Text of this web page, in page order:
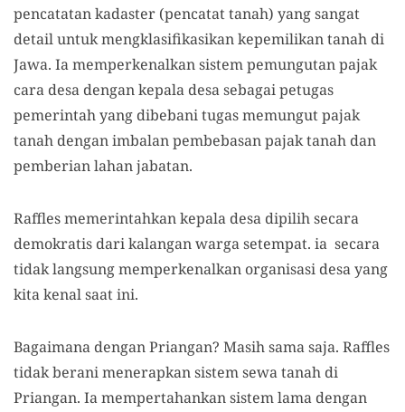
pencatatan kadaster (pencatat tanah) yang sangat
detail untuk mengklasifikasikan kepemilikan tanah di
Jawa. Ia memperkenalkan sistem pemungutan pajak
cara desa dengan kepala desa sebagai petugas
pemerintah yang dibebani tugas memungut pajak
tanah dengan imbalan pembebasan pajak tanah dan
pemberian lahan jabatan.
Raffles memerintahkan kepala desa dipilih secara
demokratis dari kalangan warga setempat. ia secara
tidak langsung memperkenalkan organisasi desa yang
kita kenal saat ini.
Bagaimana dengan Priangan? Masih sama saja. Raffles
tidak berani menerapkan sistem sewa tanah di
Priangan. Ia mempertahankan sistem lama dengan